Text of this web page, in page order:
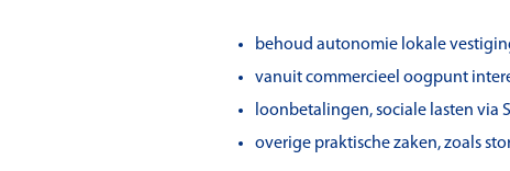
behoud autonomie lokale
vanuit commercieel oogpunt
loonbetalingen, sociale lasten via
overige praktische zaken, zoals